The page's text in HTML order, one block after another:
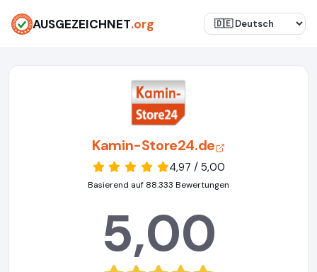
AUSGEZEICHNET.org
Kamin-Store24.de
4,97 / 5,00
Basierend auf 88.333 Bewertungen
5,00